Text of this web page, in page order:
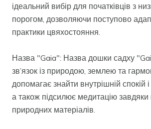
ідеальний вибір для початківців з
порогом, дозволяючи поступово
практики цвяхостояння.
Назва "Gaia": Назва дошки садху
зв’язок із природою, землею та
допомагає знайти внутрішній спокій і
а також підсилює медитацію
природних матеріалів.